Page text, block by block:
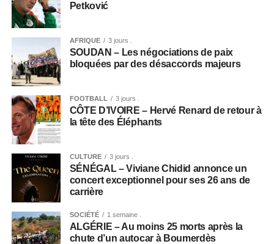
Petković
AFRIQUE 3 jours .
SOUDAN – Les négociations de paix
bloquées par des désaccords majeurs
FOOTBALL 3 jours .
CÔTE D’IVOIRE – Hervé Renard de retour à
la tête des Éléphants
CULTURE 3 jours .
SÉNÉGAL – Viviane Chidid annonce un
concert exceptionnel pour ses 26 ans de
carrière
SOCIÉTÉ 1 semaine .
ALGÉRIE – Au moins 25 morts après la
chute d’un autocar à Boumerdès